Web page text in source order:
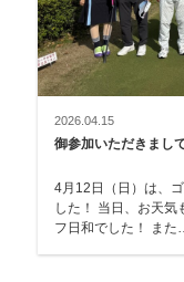
2026.04.15
御参加いただきまし
4月12日（日）は、
した！ 当日、お天気も最高で、暖かく、風もなく、絶好のゴル
フ日和でした！ また…